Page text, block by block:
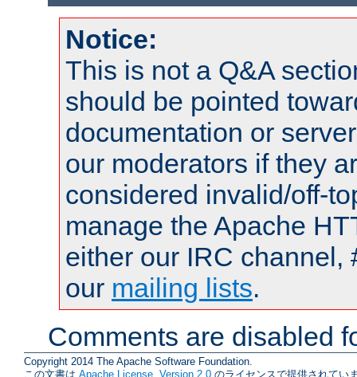
Notice:
This is not a Q&A
should be pointed
documentation or
our moderators if they
considered invalid/off-
manage the Apache
either our IRC channel,
our mailing lists.
Comments are disabled
Copyright 2014 The Apache Software Foundation.
この文書は Apache License, Version 2.0 のライセンスで提供されてい